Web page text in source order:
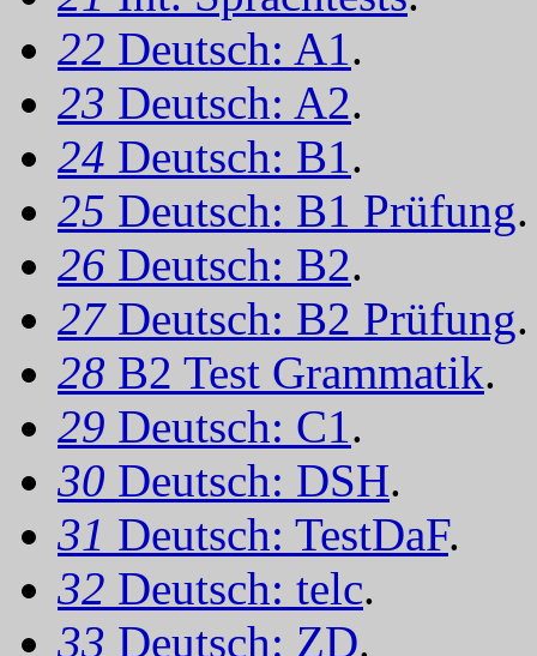
22 Deutsch: A1.
23 Deutsch: A2.
24 Deutsch: B1.
25 Deutsch: B1 Prüfung.
26 Deutsch: B2.
27 Deutsch: B2 Prüfung.
28 B2 Test Grammatik.
29 Deutsch: C1.
30 Deutsch: DSH.
31 Deutsch: TestDaF.
32 Deutsch: telc.
33 Deutsch: ZD.